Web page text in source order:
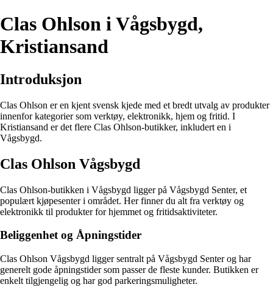
Clas Ohlson i Vågsbygd,
Kristiansand
Introduksjon
Clas Ohlson er en kjent svensk kjede med et bredt utvalg av produkter
innenfor kategorier som verktøy, elektronikk, hjem og fritid. I
Kristiansand er det flere Clas Ohlson-butikker, inkludert en i
Vågsbygd.
Clas Ohlson Vågsbygd
Clas Ohlson-butikken i Vågsbygd ligger på Vågsbygd Senter, et
populært kjøpesenter i området. Her finner du alt fra verktøy og
elektronikk til produkter for hjemmet og fritidsaktiviteter.
Beliggenhet og Åpningstider
Clas Ohlson Vågsbygd ligger sentralt på Vågsbygd Senter og har
generelt gode åpningstider som passer de fleste kunder. Butikken er
enkelt tilgjengelig og har god parkeringsmuligheter.